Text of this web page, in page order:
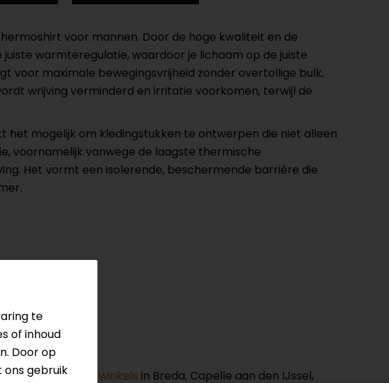
voor mannen. Door de hoge kwaliteit en de
warmteregulatie, waardoor je lichaam op de juiste
voor maximale bewegingsvrijheid zonder overtollige bulk,
wrijving verminderd en irritatie voorkomen, terwijl de
mogelijk om kledingstukken te ontwerpen die niet alleen
voornamelijk vanwege de laagste thermische
Het vormt een isolerende, beschermende barrière die
in één van onze winkels in Breda, Capelle aan den IJssel,
te
of inhoud
Door op
ons gebruik